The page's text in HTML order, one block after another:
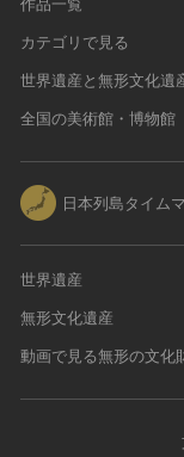
作品一覧
カテゴリで見る
世界遺産と無形文化遺
全国の美術館・博物館
日本列島タイム
世界遺産
無形文化遺産
動画で見る無形の文化